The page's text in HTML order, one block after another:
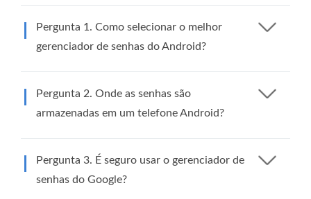
Pergunta 1. Como selecionar o melhor
gerenciador de senhas do Android?
Pergunta 2. Onde as senhas são
armazenadas em um telefone Android?
Pergunta 3. É seguro usar o gerenciador de
senhas do Google?